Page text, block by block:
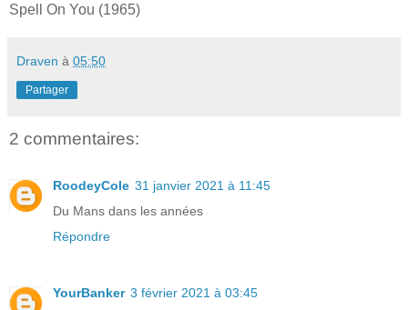
Spell On You (1965)
Draven à 05:50
Partager
2 commentaires:
RoodeyCole 31 janvier 2021 à 11:45
Du Mans dans les années
Répondre
YourBanker 3 février 2021 à 03:45